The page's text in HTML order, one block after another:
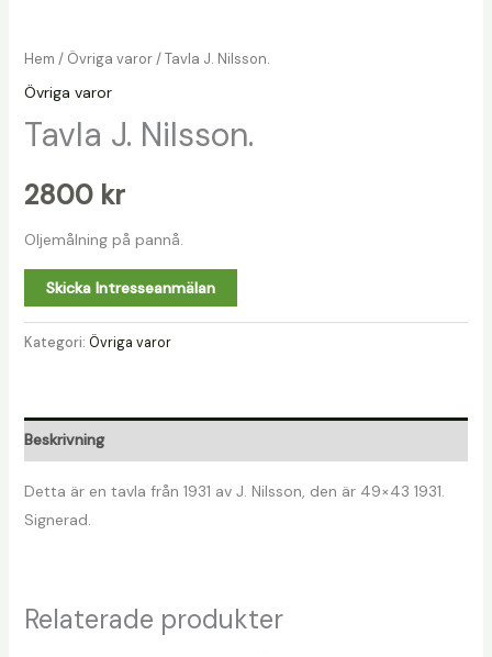
Hem / Övriga varor/ Tavla J. Nilsson.
Övriga varor
Tavla J. Nilsson.
2800 kr
Oljemålning på pannå.
Skicka Intresseanmälan
Kategori: Övriga varor
Beskrivning
Detta är en tavla från 1931 av J. Nilsson, den är 49×43 1931.
Signerad.
Relaterade produkter